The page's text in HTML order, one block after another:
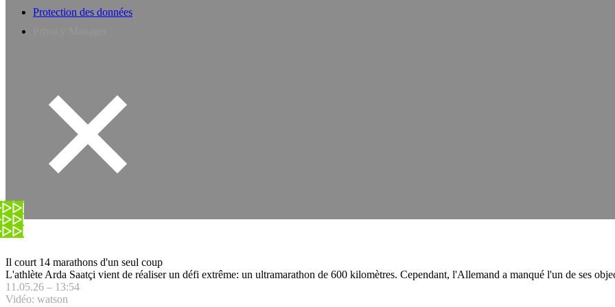
Protection des données
Il court 14 marathons d'un seul coup
L'athlète Arda Saatçi vient de réaliser un défi extrême: un ultramarathon de 600 kilomètres. Cependant, l'Allemand a manqué l'un de ses
11.05.26 – 13:54
Vidéo: watson